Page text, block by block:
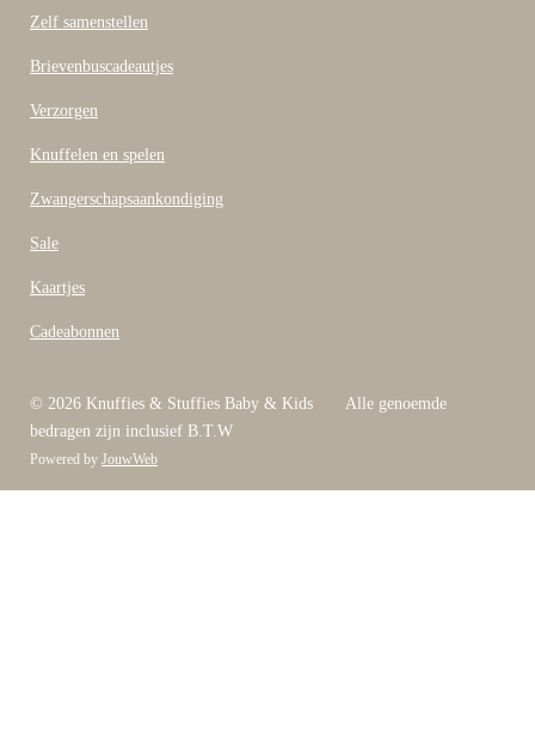
Zelf samenstellen
Brievenbuscadeautjes
Verzorgen
Knuffelen en spelen
Zwangerschapsaankondiging
Sale
Kaartjes
Cadeabonnen
© 2026 Knuffies & Stuffies Baby & Kids Alle genoemde
bedragen zijn inclusief B.T.W
Powered by JouwWeb